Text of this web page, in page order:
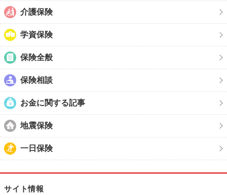
介護保険
学資保険
保険全般
保険相談
お金に関する記事
地震保険
一日保険
サイト情報